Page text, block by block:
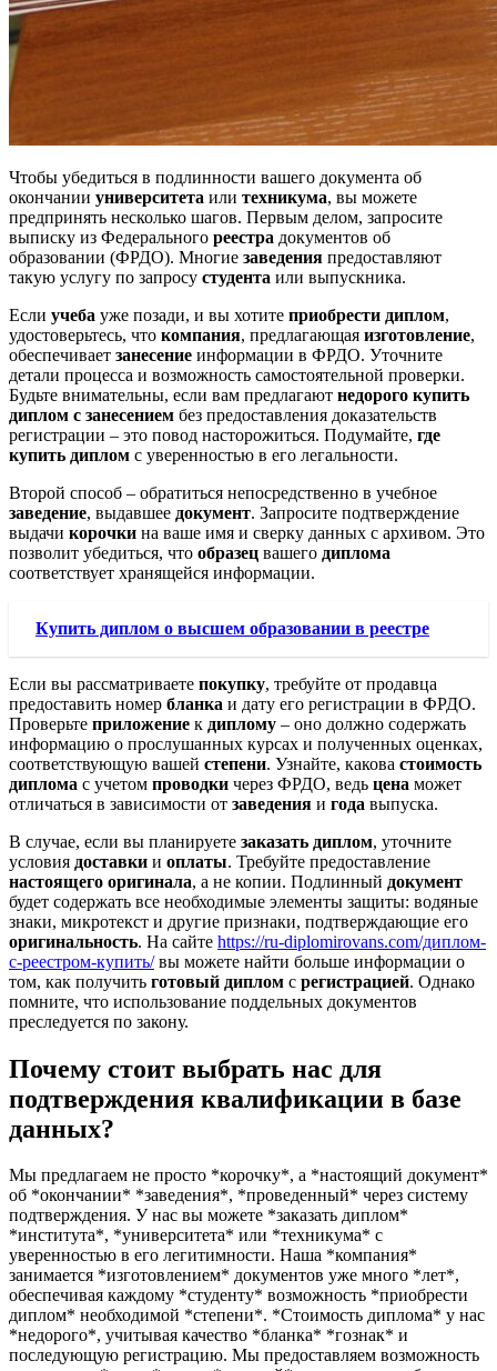
Чтобы убедиться в подлинности вашего документа об
окончании университета или техникума, вы можете
предпринять несколько шагов. Первым делом, запросите
выписку из Федерального реестра документов об
образовании (ФРДО). Многие заведения предоставляют
такую услугу по запросу студента или выпускника.
Если учеба уже позади, и вы хотите приобрести диплом,
удостоверьтесь, что компания, предлагающая изготовление,
обеспечивает занесение информации в ФРДО. Уточните
детали процесса и возможность самостоятельной проверки.
Будьте внимательны, если вам предлагают недорого купить
диплом с занесением без предоставления доказательств
регистрации – это повод насторожиться. Подумайте, где
купить диплом с уверенностью в его легальности.
Второй способ – обратиться непосредственно в учебное
заведение, выдавшее документ. Запросите подтверждение
выдачи корочки на ваше имя и сверку данных с архивом. Это
позволит убедиться, что образец вашего диплома
соответствует хранящейся информации.
Купить диплом о высшем образовании в реестре
Если вы рассматриваете покупку, требуйте от продавца
предоставить номер бланка и дату его регистрации в ФРДО.
Проверьте приложение к диплому – оно должно содержать
информацию о прослушанных курсах и полученных оценках,
соответствующую вашей степени. Узнайте, какова стоимость
диплома с учетом проводки через ФРДО, ведь цена может
отличаться в зависимости от заведения и года выпуска.
В случае, если вы планируете заказать диплом, уточните
условия доставки и оплаты. Требуйте предоставление
настоящего оригинала, а не копии. Подлинный документ
будет содержать все необходимые элементы защиты: водяные
знаки, микротекст и другие признаки, подтверждающие его
оригинальность. На сайте https://ru-diplomirovans.com/диплом-
с-реестром-купить/вы можете найти больше информации о
том, как получить готовый диплом с регистрацией. Однако
помните, что использование поддельных документов
преследуется по закону.
Почему стоит выбрать нас для
подтверждения квалификации в базе
данных?
Мы предлагаем не просто *корочку*, а *настоящий документ*
об *окончании* *заведения*, *проведенный* через систему
подтверждения. У нас вы можете *заказать диплом*
*института*, *университета* или *техникума* с
уверенностью в его легитимности. Наша *компания*
занимается *изготовлением* документов уже много *лет*,
обеспечивая каждому *студенту* возможность *приобрести
диплом* необходимой *степени*. *Стоимость диплома* у нас
*недорого*, учитывая качество *бланка* *гознак* и
последующую регистрацию. Мы предоставляем возможность